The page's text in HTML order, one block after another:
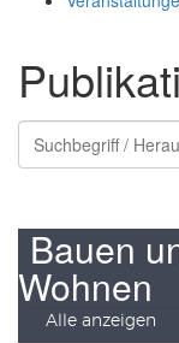
Bauen
Wohnen
Alle anzeigen